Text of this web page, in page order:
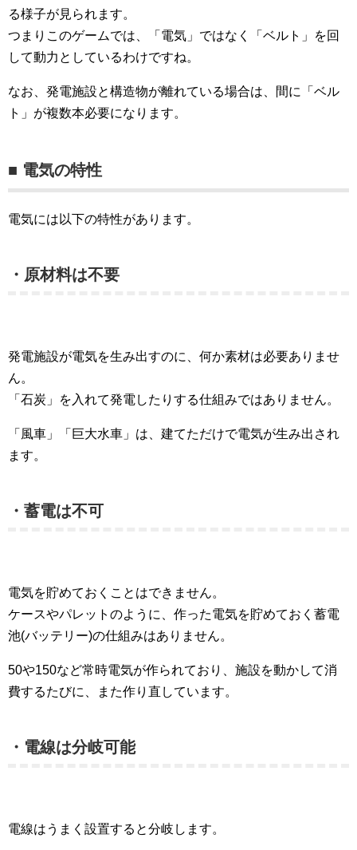
る様子が見られます。
つまりこのゲームでは、「電気」ではなく「ベルト」を回
して動力としているわけですね。
なお、発電施設と構造物が離れている場合は、間に「ベル
ト」が複数本必要になります。
■ 電気の特性
電気には以下の特性があります。
・原材料は不要
発電施設が電気を生み出すのに、何か素材は必要ありませ
ん。
「石炭」を入れて発電したりする仕組みではありません。
「風車」「巨大水車」は、建てただけで電気が生み出され
ます。
・蓄電は不可
電気を貯めておくことはできません。
ケースやパレットのように、作った電気を貯めておく蓄電
池(バッテリー)の仕組みはありません。
50や150など常時電気が作られており、施設を動かして消
費するたびに、また作り直しています。
・電線は分岐可能
電線はうまく設置すると分岐します。